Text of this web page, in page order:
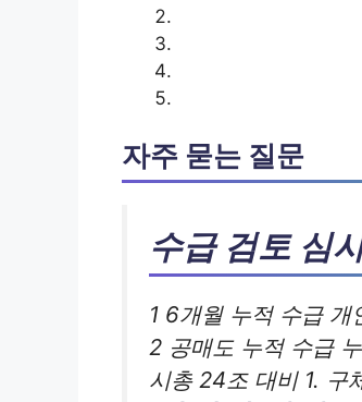
자주 묻는 질문
수급 검토 심
1 6개월 누적 수급
2 공매도 누적 수급
시총 24조 대비 1. 구